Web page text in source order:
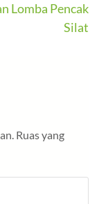
Lomba Pencak
Silat
Ruas yang